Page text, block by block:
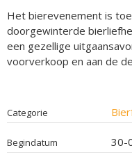
Het bierevenement is
doorgewinterde
een gezellige
voorverkoop en aan de
Categorie
Begindatum 30-